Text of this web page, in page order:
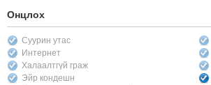
Онцлох
Суурин утас
Интернет
Халаалтгүй граж
Эйр кондешн